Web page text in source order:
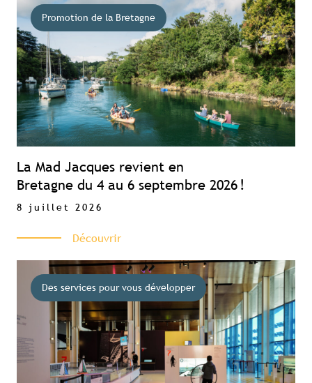
Promotion de la Bretagne
La Mad Jacques revient en
Bretagne du 4 au 6 septembre 2026 !
8 juillet 2026
Découvrir
Des services pour vous développer
Contenu réservé aux abonné(e)s
premium
Souscrivez à l'abonnement et accédez à
tous nos contenus exclusifs
Souscrire à l'abonnement premium
Se connecter
Accès complet aux études
Accès aux guides pratiques